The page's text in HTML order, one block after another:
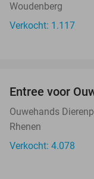
Woudenberg
Verkocht: 1.117
Entree voor
Ouwehands
Rhenen
Verkocht: 4.078